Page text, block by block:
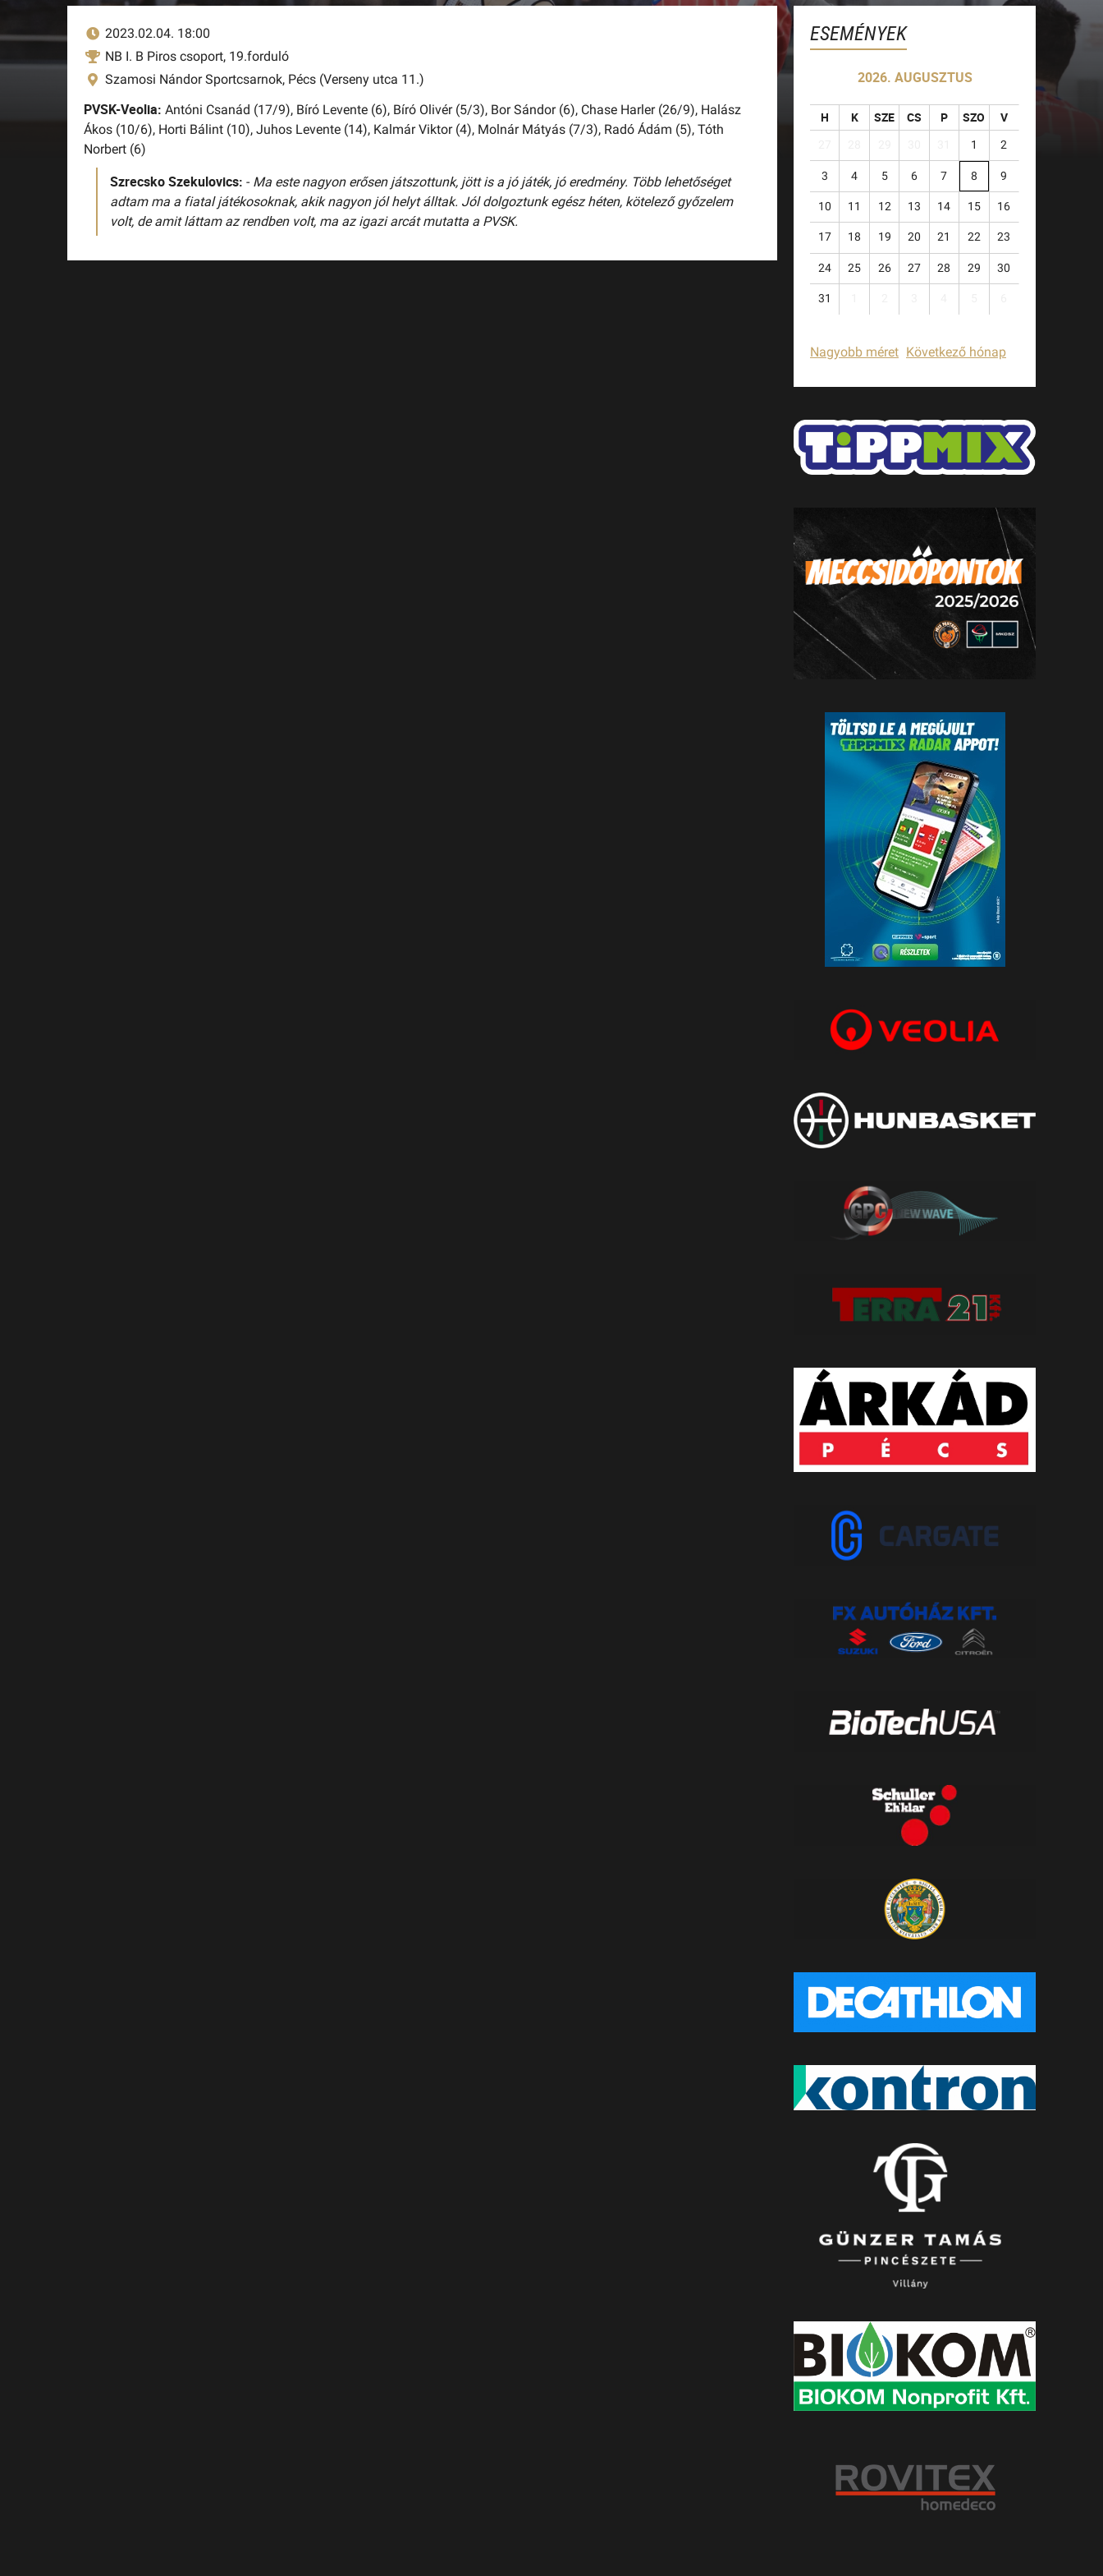
2023.02.04. 18:00
NB I. B Piros csoport, 19.forduló
Szamosi Nándor Sportcsarnok, Pécs (Verseny utca 11.)
PVSK-Veolia: Antóni Csanád (17/9), Bíró Levente (6), Bíró Olivér (5/3), Bor Sándor (6), Chase Harler (26/9), Halász
Ákos (10/6), Horti Bálint (10), Juhos Levente (14), Kalmár Viktor (4), Molnár Mátyás (7/3), Radó Ádám (5), Tóth
Norbert (6)
Szrecsko Szekulovics: - Ma este nagyon erősen játszottunk, jött is a jó játék, jó eredmény. Több lehetőséget
adtam ma a fiatal játékosoknak, akik nagyon jól helyt álltak. Jól dolgoztunk egész héten, kötelező győzelem
volt, de amit láttam az rendben volt, ma az igazi arcát mutatta a PVSK.
ESEMÉNYEK
2026. AUGUSZTUS
H K SZE CS P SZO V
1 2
3 4 5 6 7 8 9
10 11 12 13 14 15 16
17 18 19 20 21 22 23
24 25 26 27 28 29 30
31
Nagyobb méret Következő hónap